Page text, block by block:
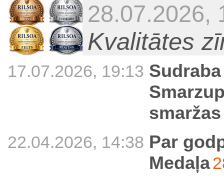
28.07.2026,
Kvalitātes
17.07.2026, 19:13
22.04.2026, 14:38 Par
Medaļa